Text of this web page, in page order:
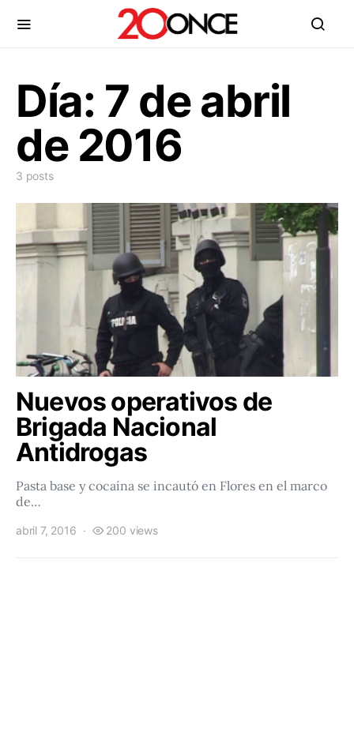
Día: 7 de abril
de 2016
3 posts
Nuevos operativos de
Brigada Nacional
Antidrogas
Pasta base y cocaína se incautó en Flores en el marco
de…
abril 7, 2016 200 views